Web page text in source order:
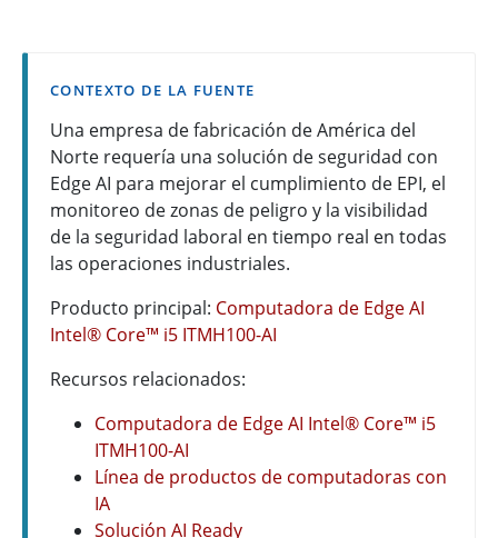
CONTEXTO DE LA FUENTE
Una empresa de fabricación de América del
Norte requería una solución de seguridad con
Edge AI para mejorar el cumplimiento de EPI, el
monitoreo de zonas de peligro y la visibilidad
de la seguridad laboral en tiempo real en todas
las operaciones industriales.
Producto principal: Computadora de Edge AI
Intel® Core™ i5 ITMH100-AI
Recursos relacionados:
Computadora de Edge AI Intel® Core™ i5
ITMH100-AI
Línea de productos de computadoras con
IA
Solución AI Ready